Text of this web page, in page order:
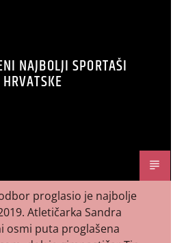
NAJBOLJI SPORTAŠI
HRVATSKE
proglasio je najbolje
Atletičarka Sandra
osmi puta proglašena